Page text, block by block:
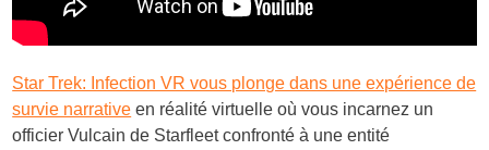
Star Trek: Infection VR vous plonge dans une expérience de
survie narrative en réalité virtuelle où vous incarnez un
officier Vulcain de Starfleet confronté à une entité